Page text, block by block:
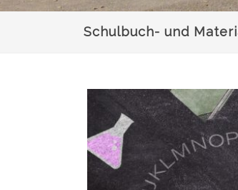
Schulbuch- und